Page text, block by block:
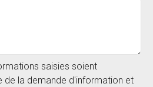
saisies soient
de la demande d'information et